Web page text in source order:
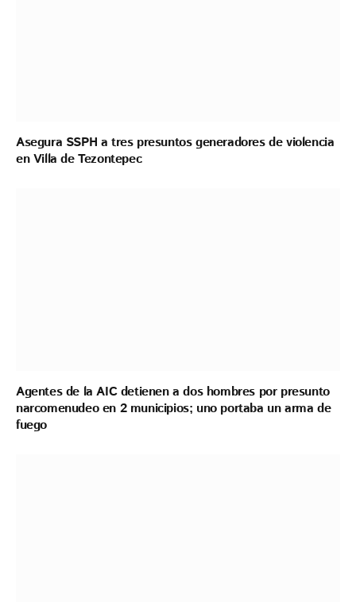
Asegura SSPH a tres presuntos generadores de violencia
en Villa de Tezontepec
Agentes de la AIC detienen a dos hombres por presunto
narcomenudeo en 2 municipios; uno portaba un arma de
fuego